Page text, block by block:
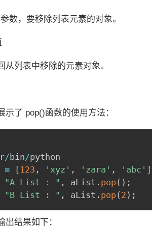
数，要移除列表元素的对象。
从列表中移除的元素对象。
示了 pop()函数的使用方法：
/bin/python
= [ 123 , 'xyz' , 'zara' , 'abc' ]
"A List : " , aList . pop( ) ;
"B List : " , aList . pop( 2 ) ;
出结果如下：